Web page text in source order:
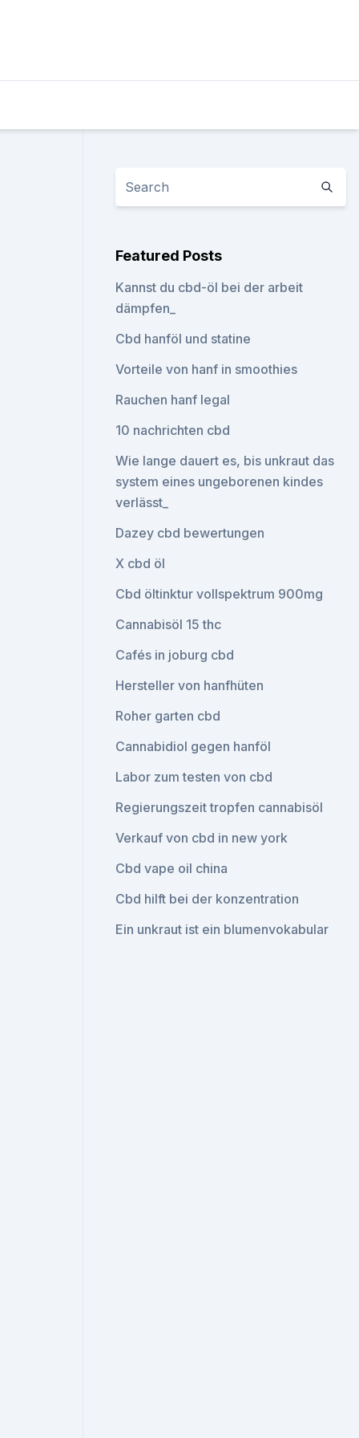
Featured Posts
Kannst du cbd-öl bei der arbeit
dämpfen_
Cbd hanföl und statine
Vorteile von hanf in smoothies
Rauchen hanf legal
10 nachrichten cbd
Wie lange dauert es, bis unkraut das
system eines ungeborenen kindes
verlässt_
Dazey cbd bewertungen
X cbd öl
Cbd öltinktur vollspektrum 900mg
Cannabisöl 15 thc
Cafés in joburg cbd
Hersteller von hanfhüten
Roher garten cbd
Cannabidiol gegen hanföl
Labor zum testen von cbd
Regierungszeit tropfen cannabisöl
Verkauf von cbd in new york
Cbd vape oil china
Cbd hilft bei der konzentration
Ein unkraut ist ein blumenvokabular